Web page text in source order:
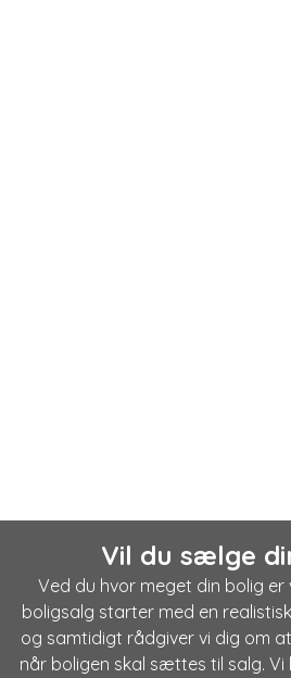
Vil du sælge
Ved du hvor meget din bolig
boligsalg starter med en
og samtidigt rådgiver vi dig om
når boligen skal sættes til salg.